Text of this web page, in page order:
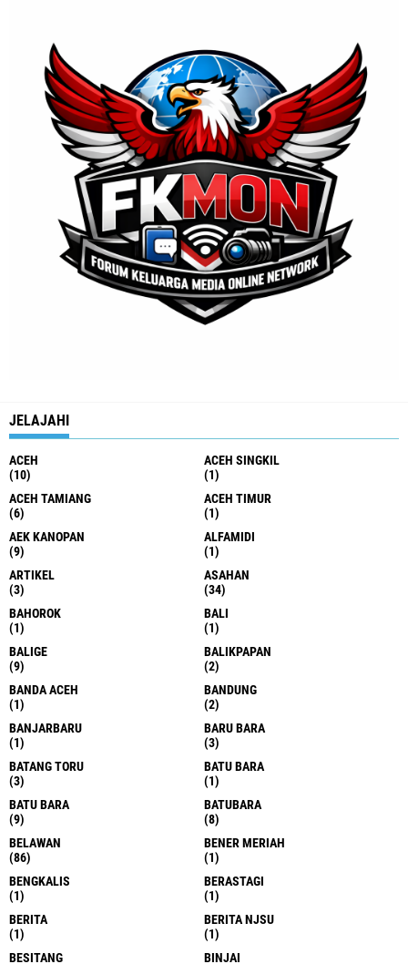
JELAJAHI
ACEH
(10)
ACEH SINGKIL
(1)
ACEH TAMIANG
(6)
ACEH TIMUR
(1)
AEK KANOPAN
(9)
ALFAMIDI
(1)
ARTIKEL
(3)
ASAHAN
(34)
BAHOROK
(1)
BALI
(1)
BALIGE
(9)
BALIKPAPAN
(2)
BANDA ACEH
(1)
BANDUNG
(2)
BANJARBARU
(1)
BARU BARA
(3)
BATANG TORU
(3)
BATU BARA
(1)
BATU BARA
(9)
BATUBARA
(8)
BELAWAN
(86)
BENER MERIAH
(1)
BENGKALIS
(1)
BERASTAGI
(1)
BERITA
(1)
BERITA NJSU
(1)
BESITANG
BINJAI